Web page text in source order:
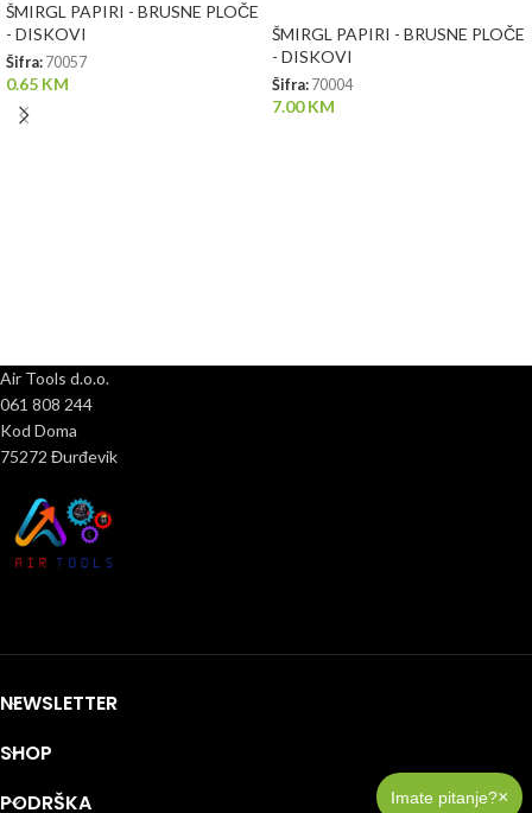
ŠMIRGL PAPIRI - BRUSNE PLOČE
- DISKOVI
Šifra: 70057
0.65 KM
ŠMIRGL PAPIRI - BRUSNE PLOČE
- DISKOVI
Šifra: 70004
7.00KM
Air Tools d.o.o.
061 808 244
Kod Doma
75272 Đurđevik
NEWSLETTER
SHOP
PODRŠKA
Imate pitanje?×